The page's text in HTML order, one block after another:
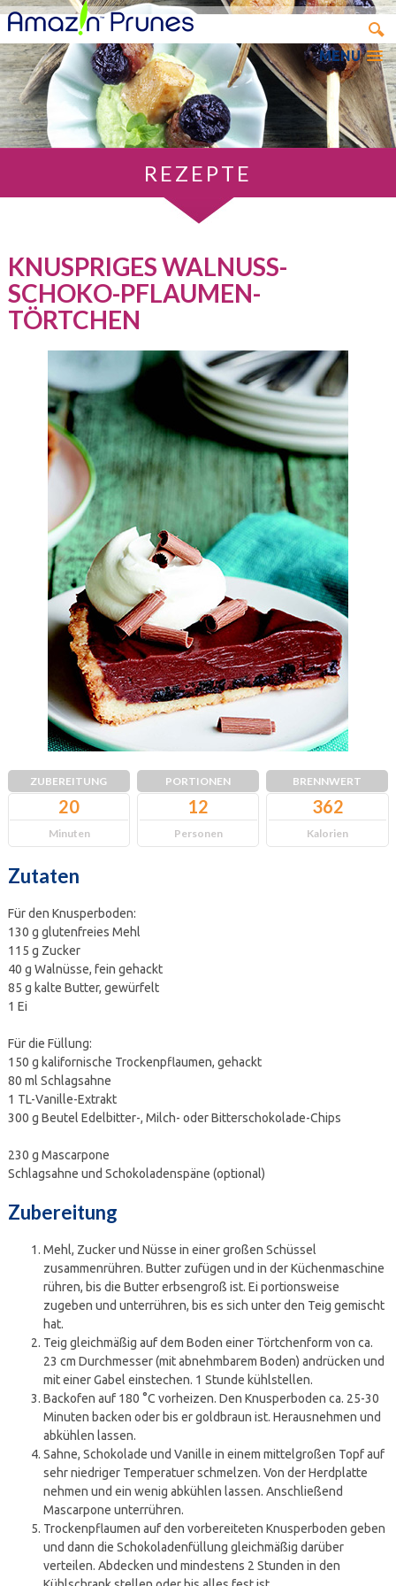
MENU
REZEPTE
KNUSPRIGES WALNUSS-
SCHOKO-PFLAUMEN-
TÖRTCHEN
ZUBEREITUNG
20
Minuten
PORTIONEN
12
Personen
BRENNWERT
362
Kalorien
Zutaten
Für den Knusperboden:
130 g glutenfreies Mehl
115 g Zucker
40 g Walnüsse, fein gehackt
85 g kalte Butter, gewürfelt
1 Ei
Für die Füllung:
150 g kalifornische Trockenpflaumen, gehackt
80 ml Schlagsahne
1 TL-Vanille-Extrakt
300 g Beutel Edelbitter-, Milch- oder Bitterschokolade-Chips
230 g Mascarpone
Schlagsahne und Schokoladenspäne (optional)
Zubereitung
Mehl, Zucker und Nüsse in einer großen Schüssel
zusammenrühren. Butter zufügen und in der Küchenmaschine
rühren, bis die Butter erbsengroß ist. Ei portionsweise
zugeben und unterrühren, bis es sich unter den Teig gemischt
hat.
Teig gleichmäßig auf dem Boden einer Törtchenform von ca.
23 cm Durchmesser (mit abnehmbarem Boden) andrücken und
mit einer Gabel einstechen. 1 Stunde kühlstellen.
Backofen auf 180 °C vorheizen. Den Knusperboden ca. 25-30
Minuten backen oder bis er goldbraun ist. Herausnehmen und
abkühlen lassen.
Sahne, Schokolade und Vanille in einem mittelgroßen Topf auf
sehr niedriger Temperatuer schmelzen. Von der Herdplatte
nehmen und ein wenig abkühlen lassen. Anschließend
Mascarpone unterrühren.
Trockenpflaumen auf den vorbereiteten Knusperboden geben
und dann die Schokoladenfüllung gleichmäßig darüber
verteilen. Abdecken und mindestens 2 Stunden in den